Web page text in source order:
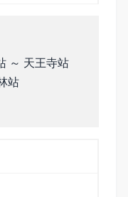
～ 天王寺站
站